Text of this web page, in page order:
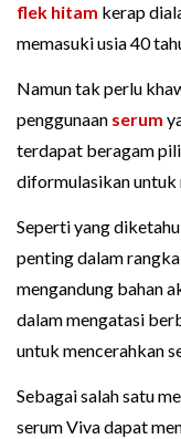
flek hitam kerap
memasuki usia 40
Namun tak perlu
penggunaan serum
terdapat beragam
diformulasikan untuk
Seperti yang
penting dalam
mengandung bahan
dalam mengatasi
untuk mencerahkan
Sebagai salah satu
serum Viva dapat